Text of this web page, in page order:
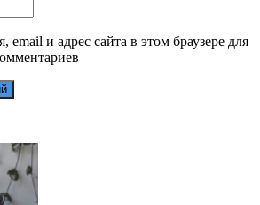
email и адрес сайта в этом браузере для